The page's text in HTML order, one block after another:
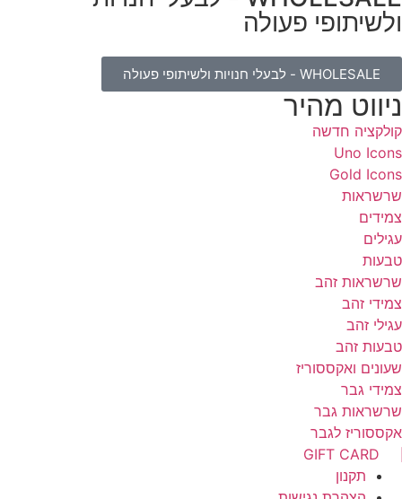
ולשיתופי פעולה
WHOLESALE - לבעלי חנויות ולשיתופי פעולה
ניווט מהיר
קולקציה חדשה
Uno Icons
Gold Icons
שרשראות
צמידים
עגילים
טבעות
שרשראות זהב
צמידי זהב
עגילי זהב
טבעות זהב
שעונים ואקססוריז
צמידי גבר
שרשראות גבר
אקססוריז לגבר
GIFT CARD
תקנון